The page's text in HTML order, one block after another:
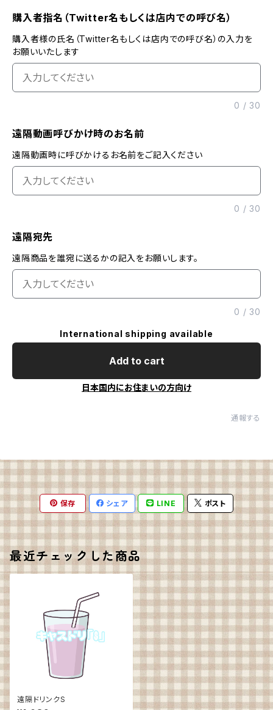
購入者指名（Twitter名もしくは店内での呼び名）
購入者様の氏名（Twitter名もしくは店内での呼び名）の入力を
お願いいたします
0 /30
遠隔動画呼びかけ時のお名前
遠隔動画時に呼びかけるお名前をご記入ください
0 /30
遠隔宛先
遠隔商品を誰宛に送るかの記入をお願いします。
0 /30
International shipping available
Add to cart
日本国内にお住まいの方向け
通報する
保存 シェア LINE ポスト
最近チェックした商品
遠隔ドリンクS